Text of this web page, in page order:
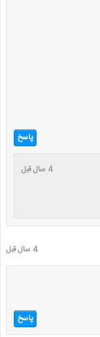
پاسخ
4 سال قبل
4 سال قبل
پاسخ